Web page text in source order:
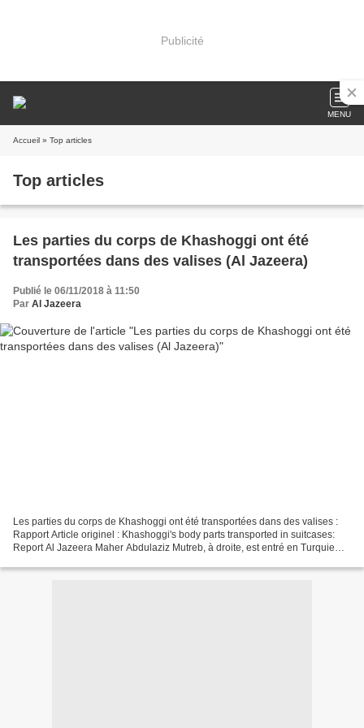
Publicité
MENU
Accueil » Top articles
Top articles
Les parties du corps de Khashoggi ont été
transportées dans des valises (Al Jazeera)
Publié le 06/11/2018 à 11:50
Par Al Jazeera
Les parties du corps de Khashoggi ont été transportées dans des valises :
Rapport Article originel : Khashoggi's body parts transported in suitcases:
Report Al Jazeera Maher Abdulaziz Mutreb, à droite, est entré en Turquie